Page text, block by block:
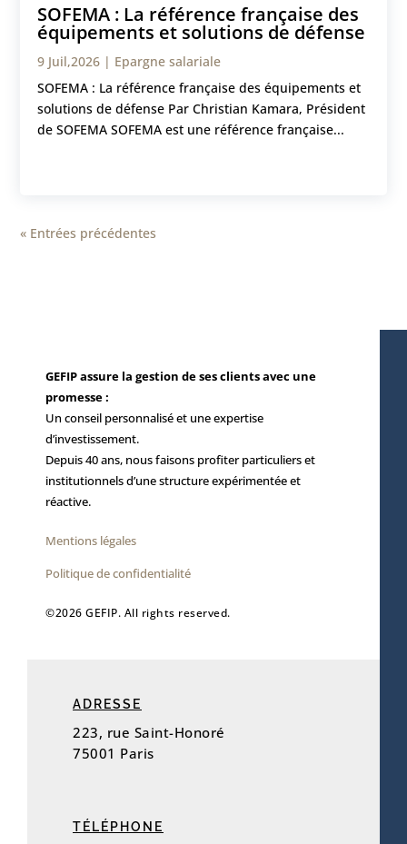
SOFEMA : La référence française des
équipements et solutions de défense
9 Juil,2026 | Epargne salariale
SOFEMA : La référence française des équipements et
solutions de défense Par Christian Kamara, Président
de SOFEMA SOFEMA est une référence française...
« Entrées précédentes
GEFIP assure la gestion de ses clients avec une
promesse :
Un conseil personnalisé et une expertise
d’investissement.
Depuis 40 ans, nous faisons profiter particuliers et
institutionnels d’une structure expérimentée et
réactive.
Mentions légales
Politique de confidentialité
©2026 GEFIP. All rights reserved.
ADRESSE
223, rue Saint-Honoré
75001 Paris
TÉLÉPHONE